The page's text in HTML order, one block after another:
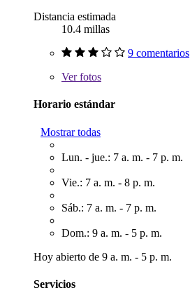
Distancia estimada
10.4 millas
9 comentarios
Verfotos
Horario estándar
Mostrar todas
Lun. - jue.: 7 a. m. - 7 p. m.
Vie.: 7 a. m. - 8 p. m.
Sáb.: 7 a. m. - 7 p. m.
Dom.: 9 a. m. - 5 p. m.
Hoy abierto de 9 a. m. - 5 p. m.
Servicios